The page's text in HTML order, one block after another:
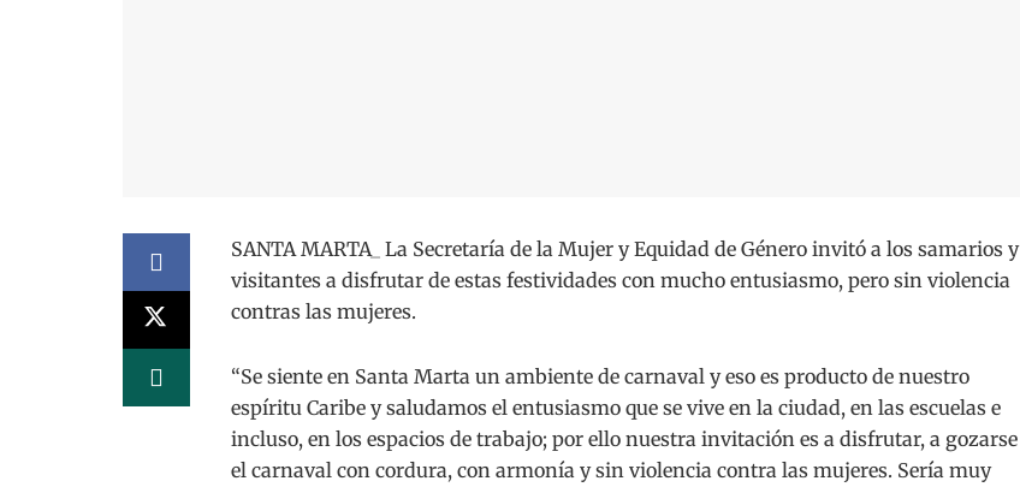
SANTA MARTA_ La Secretaría de la Mujer y Equidad de Género invitó a los samarios y
visitantes a disfrutar de estas festividades con mucho entusiasmo, pero sin violencia
contras las mujeres.
“Se siente en Santa Marta un ambiente de carnaval y eso es producto de nuestro
espíritu Caribe y saludamos el entusiasmo que se vive en la ciudad, en las escuelas e
incluso, en los espacios de trabajo; por ello nuestra invitación es a disfrutar, a gozarse
el carnaval con cordura, con armonía y sin violencia contra las mujeres. Sería muy